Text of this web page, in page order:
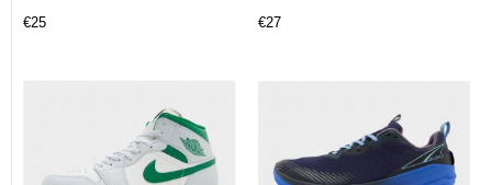
€25 €27